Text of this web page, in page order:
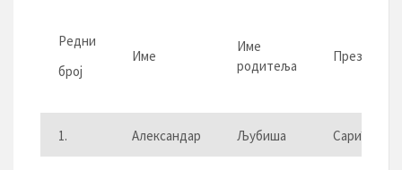
Редни
број
Име
Име
родитеља
Презиме
1. Александар Љубиша Сарић